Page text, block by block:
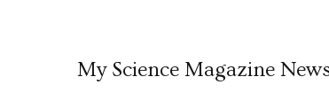
My Science Magazine